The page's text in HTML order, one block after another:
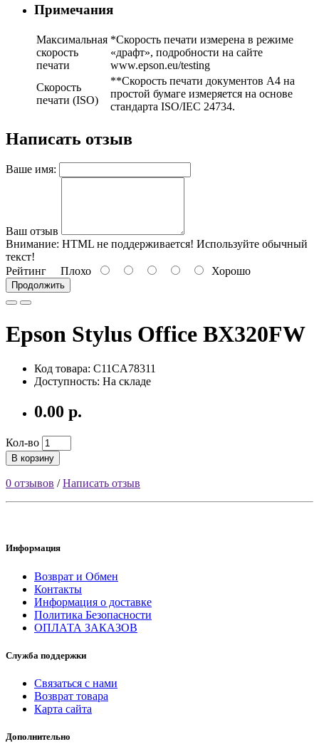
Примечания
Максимальная
скорость
печати
*Скорость печати измерена в режиме
«драфт», подробности на сайте
www.epson.eu/testing
Скорость
печати (ISO)
**Скорость печати документов A4 на
простой бумаге измеряется на основе
стандарта ISO/IEC 24734.
Написать отзыв
Ваше имя:
Ваш отзыв
Внимание: HTML не поддерживается! Используйте обычный
текст!
Рейтинг Плохо Хорошо
Продолжить
Epson Stylus Office BX320FW
Код товара: C11CA78311
Доступность: На складе
0.00 р.
Кол-во
В корзину
0 отзывов /Написать отзыв
Информация
Возврат и Обмен
Контакты
Информация о доставке
Политика Безопасности
ОПЛАТА ЗАКАЗОВ
Служба поддержки
Связаться с нами
Возврат товара
Карта сайта
Дополнительно